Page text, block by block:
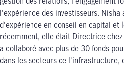
l'expérience des investisseurs. Nisha
d'expérience en conseil en capital et
récemment, elle était Directrice
a collaboré avec plus de 30 fonds
dans les secteurs de l'infrastructure,